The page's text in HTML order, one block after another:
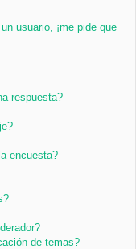
usuario, ¡me pide que
respuesta?
encuesta?
de temas?